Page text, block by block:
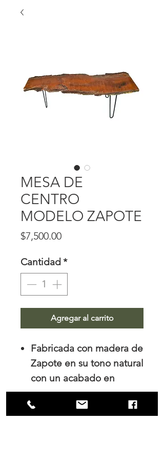
MESA DE
CENTRO
MODELO ZAPOTE
$7,500.00Precio
Cantidad *
Agregar al carrito
Fabricada con madera de
Zapote en su tono natural
con un acabado en
poliuretano mate.
Medidas: 136cm x 40cm x